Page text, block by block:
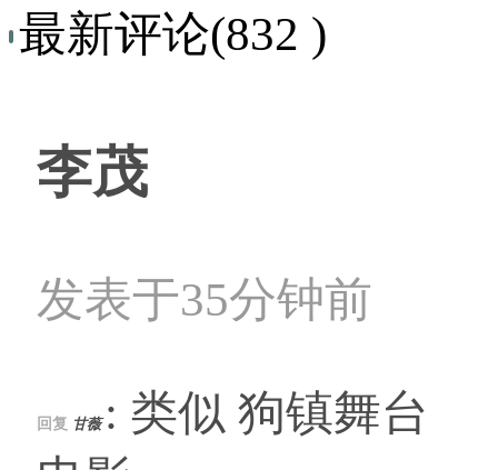
最新评论(832 )
李茂
发表于35分钟前
回复 甘薇 : 类似 狗镇舞台